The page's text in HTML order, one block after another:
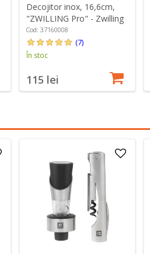
Decojitor inox, 16,6cm,
"ZWILLING Pro" - Zwilling
Cod: 37160008
(7)
În stoc
115 lei